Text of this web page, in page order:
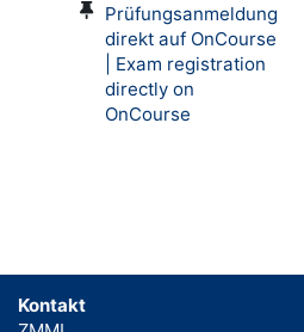
Prüfungsanmeldung
direkt auf OnCourse
| Exam registration
directly on
OnCourse
Kontakt